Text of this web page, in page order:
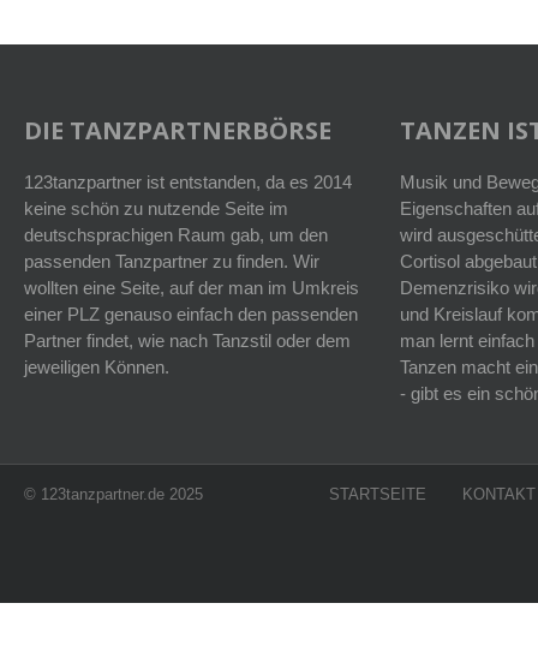
DIE TANZPARTNERBÖRSE
123tanzpartner ist entstanden, da es 2014
keine schön zu nutzende Seite im
deutschsprachigen Raum gab, um den
passenden Tanzpartner zu finden. Wir
wollten eine Seite, auf der man im Umkreis
einer PLZ genauso einfach den passenden
Partner findet, wie nach Tanzstil oder dem
jeweiligen Können.
TANZEN
Musik und
Eigenschaften
wird
Cortisol
Demenzrisiko
und Kreislauf
man lernt
Tanzen macht
- gibt es ein
© 123tanzpartner.de 2025 STARTSEITE